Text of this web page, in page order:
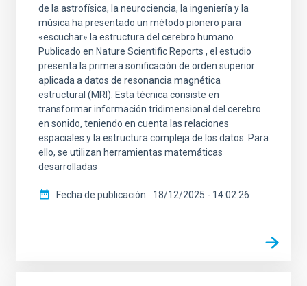
de la astrofísica, la neurociencia, la ingeniería y la
música ha presentado un método pionero para
«escuchar» la estructura del cerebro humano.
Publicado en Nature Scientific Reports , el estudio
presenta la primera sonificación de orden superior
aplicada a datos de resonancia magnética
estructural (MRI). Esta técnica consiste en
transformar información tridimensional del cerebro
en sonido, teniendo en cuenta las relaciones
espaciales y la estructura compleja de los datos. Para
ello, se utilizan herramientas matemáticas
desarrolladas
Fecha de publicación 18/12/2025 - 14:02:26